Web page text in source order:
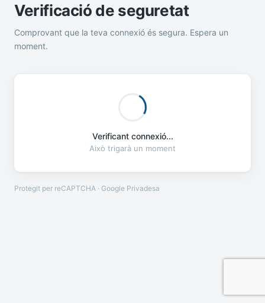
Verificació de seguretat
Comprovant que la teva connexió és segura. Espera un
moment.
Verificant connexió...
Això trigarà un moment
Protegit per reCAPTCHA · Google Privadesa